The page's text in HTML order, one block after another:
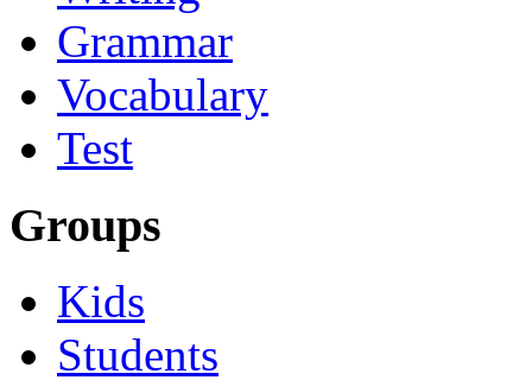
Grammar
Vocabulary
Test
Groups
Kids
Students